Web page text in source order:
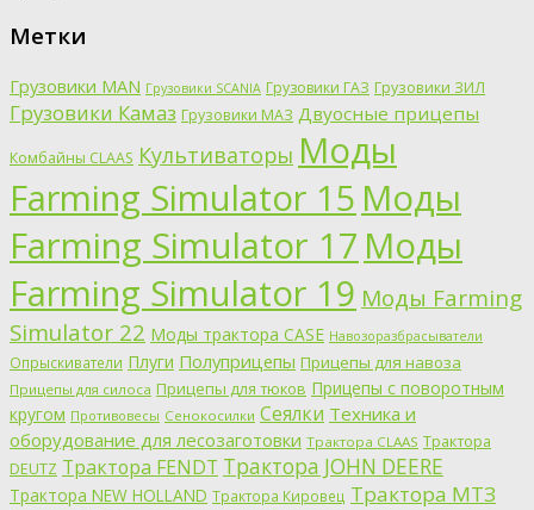
Метки
Грузовики MAN Грузовики SCANIA Грузовики ГАЗ Грузовики ЗИЛ
Грузовики Камаз Грузовики МАЗ Двуосные прицепы
Комбайны CLAAS Культиваторы Моды
Farming Simulator 15 Моды
Farming Simulator 17 Моды
Farming Simulator 19 Моды Farming
Simulator 22 Моды трактора CASE Навозоразбрасыватели
Опрыскиватели Плуги Полуприцепы Прицепы для навоза
Прицепы для силоса Прицепы для тюков Прицепы с поворотным
кругом Противовесы Сенокосилки Сеялки Техника и
оборудование для лесозаготовки Трактора CLAAS Трактора
DEUTZ Трактора FENDT Трактора JOHN DEERE
Трактора NEW HOLLAND Трактора Кировец Трактора МТЗ